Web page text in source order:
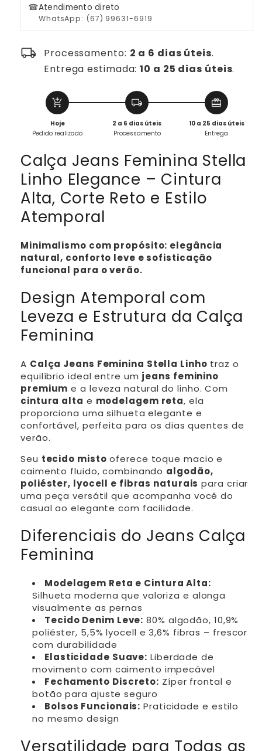
☎Atendimento direto
WhatsApp: (67) 99631-6919
local_shipping Processamento: 2 a 6 dias úteis.
Entrega estimada:10 a 25 dias úteis.
add_shopping_cart
Hoje
Pedido realizado
local_shipping
2 a 6 dias úteis
Processamento
redeem
10 a 25 dias úteis
Entrega
Calça Jeans Feminina Stella
Linho Elegance – Cintura
Alta, Corte Reto e Estilo
Atemporal
Minimalismo com propósito: elegância
natural, conforto leve e sofisticação
funcional para o verão.
Design Atemporal com
Leveza e Estrutura da Calça
Feminina
A Calça Jeans Feminina Stella Linho traz o
equilíbrio ideal entre um jeans feminino
premium e a leveza natural do linho. Com
cintura alta e modelagem reta, ela
proporciona uma silhueta elegante e
confortável, perfeita para os dias quentes de
verão.
Seu tecido misto oferece toque macio e
caimento fluido, combinando algodão,
poliéster, lyocell e fibras naturais para criar
uma peça versátil que acompanha você do
casual ao elegante com facilidade.
Diferenciais do Jeans Calça
Feminina
Modelagem Reta e Cintura Alta:
Silhueta moderna que valoriza e alonga
visualmente as pernas
Tecido Denim Leve: 80% algodão, 10,9%
poliéster, 5,5% lyocell e 3,6% fibras – frescor
com durabilidade
Elasticidade Suave: Liberdade de
movimento com caimento impecável
Fechamento Discreto: Zíper frontal e
botão para ajuste seguro
Bolsos Funcionais: Praticidade e estilo
no mesmo design
Versatilidade para Todas as